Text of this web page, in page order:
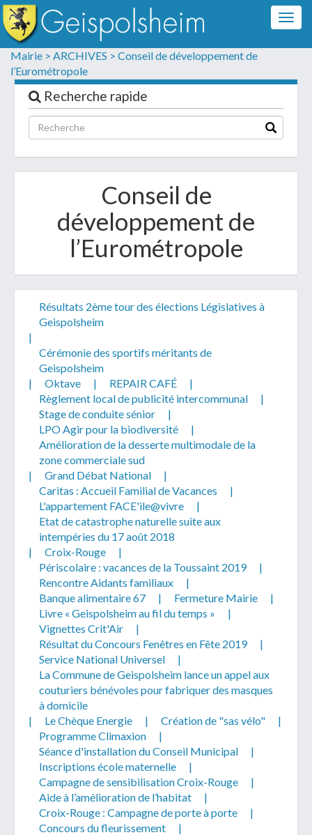
Mairie > ARCHIVES > Conseil de développement de
l’Eurométropole
Recherche rapide
Conseil de
développement de
l’Eurométropole
Résultats 2ème tour des élections Législatives à
Geispolsheim
|
Cérémonie des sportifs méritants de
Geispolsheim
|
Oktave | REPAIR CAFÉ
|
Règlement local de publicité intercommunal
|
Stage de conduite sénior
|
LPO Agir pour la biodiversité
|
Amélioration de la desserte multimodale de la
zone commerciale sud
|
Grand Débat National
|
Caritas : Accueil Familial de Vacances
|
L'appartement FACE'ile@vivre
|
Etat de catastrophe naturelle suite aux
intempéries du 17 août 2018
|
Croix-Rouge
|
Périscolaire : vacances de la Toussaint 2019
|
Rencontre Aidants familiaux
|
Banque alimentaire 67
| Fermeture Mairie
|
Livre « Geispolsheim au fil du temps »
|
Vignettes Crit'Air
|
Résultat du Concours Fenêtres en Fête 2019
|
Service National Universel
|
La Commune de Geispolsheim lance un appel aux
couturiers bénévoles pour fabriquer des masques
à domicile
|
Le Chèque Energie | Création de "sas vélo"
|
Programme Climaxion
|
Séance d'installation du Conseil Municipal
|
Inscriptions école maternelle
|
Campagne de sensibilisation Croix-Rouge
|
Aide à l’amélioration de l’habitat
|
Croix-Rouge : Campagne de porte à porte
|
Concours du fleurissement
|
Formulaire de contact
Les champs suivis d'un * sont obligatoires
Informations personnelles
Télécharger votre fichier
Uniquement PDF (.pdf), JPEG (.jpeg / .jpg) ou
document WORD (.doc, .docx)
NON
En soumettant ce formulaire, j'accepte
que mes données personnelles soient traitées par la
Mairie de Geispolsheim.